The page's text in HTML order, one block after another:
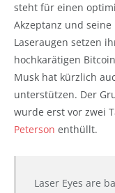
steht für einen
Akzeptanz und
Laseraugen setzen
hochkarätigen
Musk hat kürzlich
unterstützen. Der
wurde erst vor zwei
Peterson enthüllt.
Laser Eyes are